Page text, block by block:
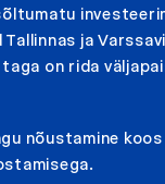
ja
taga on rida
nõustamine koos